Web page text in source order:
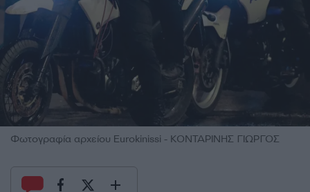
Φωτογραφία αρχείου Eurokinissi - ΚΟΝΤΑΡΙΝΗΣ ΓΙΩΡΓΟΣ